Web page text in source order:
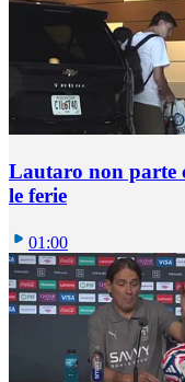
Lautaro non parte
le ferie
01:00